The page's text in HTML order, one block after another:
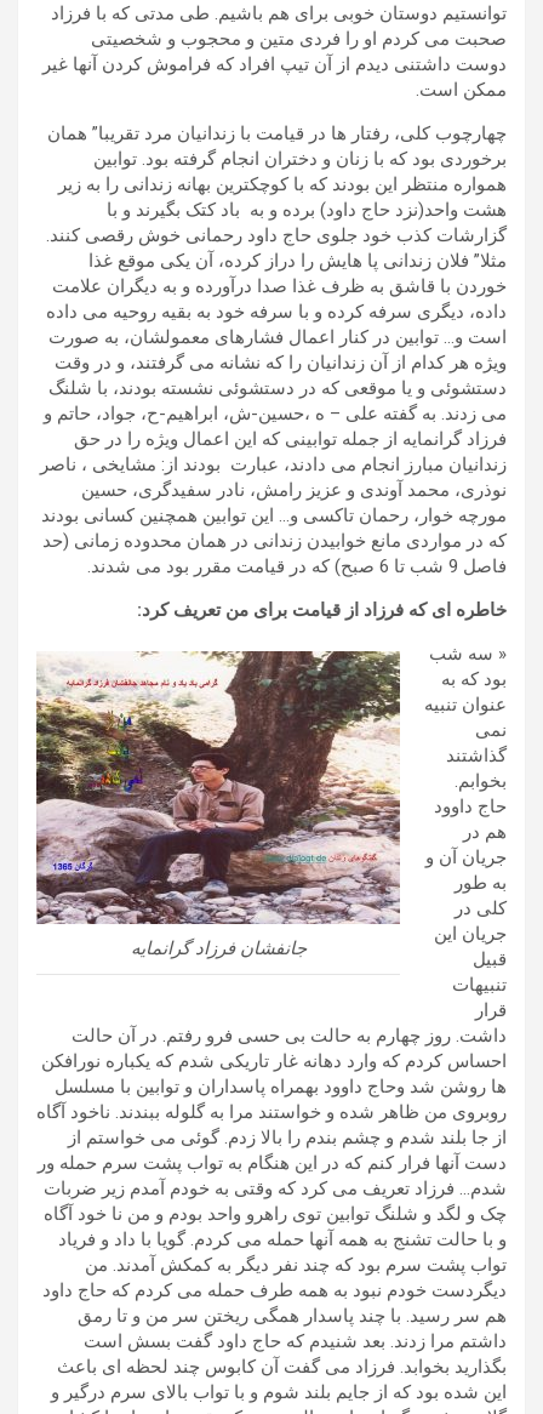
توانستیم دوستان خوبی برای هم باشیم. طی مدتی که با فرزاد
صحبت می کردم او را فردی متین و محجوب و شخصیتی
دوست داشتنی دیدم از آن تیپ افراد که فراموش کردن آنها غیر
ممکن است.
چهارچوب کلی، رفتار ها در قیامت با زندانیان مرد تقریبا” همان
برخوردی بود که با زنان و دختران انجام گرفته بود. توابین
همواره منتظر این بودند که با کوچکترین بهانه زندانی را به زیر
هشت واحد(نزد حاج داود) برده و به باد کتک بگیرند و با
گزارشات کذب خود جلوی حاج داود رحمانی خوش رقصی کنند.
مثلا” فلان زندانی پا هایش را دراز کرده، آن یکی موقع غذا
خوردن با قاشق به ظرف غذا صدا درآورده و به دیگران علامت
داده، دیگری سرفه کرده و با سرفه خود به بقیه روحیه می داده
است و… توابین در کنار اعمال فشارهای معمولشان، به صورت
ویژه هر کدام از آن زندانیان را که نشانه می گرفتند، و در وقت
دستشوئی و یا موقعی که در دستشوئی نشسته بودند، با شلنگ
می زدند. به گفته علی – ه ،حسین-ش، ابراهیم-ح، جواد، حاتم و
فرزاد گرانمایه از جمله توابینی که این اعمال ویژه را در حق
زندانیان مبارز انجام می دادند، عبارت بودند از: مشایخی ، ناصر
نوذری، محمد آوندی و عزیز رامش، نادر سفیدگری، حسین
مورچه خوار، رحمان تاکسی و… این توابین همچنین کسانی بودند
که در مواردی مانع خوابیدن زندانی در همان محدوده زمانی (حد
فاصل 9 شب تا 6 صبح) که در قیامت مقرر بود می شدند.
خاطره ای که فرزاد از قیامت برای من تعریف کرد:
جانفشان فرزاد گرانمایه
« سه شب
بود که به
عنوان تنبیه
نمی
گذاشتند
بخوابم.
حاج داوود
هم در
جریان آن و
به طور
کلی در
جریان این
قبیل
تنبیهات
قرار
داشت. روز چهارم به حالت بی حسی فرو رفتم. در آن حالت
احساس کردم که وارد دهانه غار تاریکی شدم که یکباره نورافکن
ها روشن شد وحاج داوود بهمراه پاسداران و توابین با مسلسل
روبروی من ظاهر شده و خواستند مرا به گلوله ببندند. ناخود آگاه
از جا بلند شدم و چشم بندم را بالا زدم. گوئی می خواستم از
دست آنها فرار کنم که در این هنگام به تواب پشت سرم حمله ور
شدم… فرزاد تعریف می کرد که وقتی به خودم آمدم زیر ضربات
چک و لگد و شلنگ توابین توی راهرو واحد بودم و من نا خود آگاه
و با حالت تشنج به همه آنها حمله می کردم. گویا با داد و فریاد
تواب پشت سرم بود که چند نفر دیگر به کمکش آمدند. من
دیگردست خودم نبود به همه طرف حمله می کردم که حاج داود
هم سر رسید. با چند پاسدار همگی ریختن سر من و تا رمق
داشتم مرا زدند. بعد شنیدم که حاج داود گفت بسش است
بگذارید بخوابد. فرزاد می گفت آن کابوس چند لحظه ای باعث
این شده بود که از جایم بلند شوم و با تواب بالای سرم درگیر و